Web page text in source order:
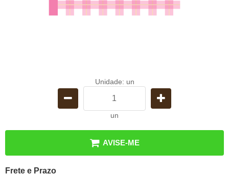
Unidade: un
un
AVISE-ME
Frete e Prazo